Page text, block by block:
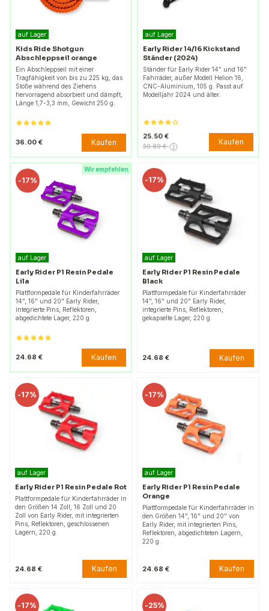
auf Lager
Kids Ride Shotgun
Abschleppseil orange
Ein Abschleppseil mit einer
Tragfähigkeit von bis zu 225 kg, das
Stöße während des Ziehens
hervorragend absorbiert und dämpft,
Länge 1,7-3,3 mm, Gewicht 250 g.
36.00 € Kaufen
auf Lager
Early Rider 14/16 Kickstand
Ständer (2024)
Ständer für Early Rider 14" und 16"
Fahrräder, außer Modell Helion 16,
CNC-Aluminium, 105 g. Passt auf
Modelljahr 2024 und älter.
25.50 €
30.89 € Kaufen
Wir empfehlen
-17%
auf Lager
Early Rider P1 Resin Pedale
Lila
Plattformpedale für Kinderfahrräder
14", 16" und 20" Early Rider,
integrierte Pins, Reflektoren,
abgedichtete Lager, 220 g.
24.68 € Kaufen
-17%
auf Lager
Early Rider P1 Resin Pedale
Black
Plattformpedale für Kinderfahrräder
14", 16" und 20" Early Rider,
integrierte Pins, Reflektoren,
gekapselte Lager, 220 g.
24.68 € Kaufen
-17%
auf Lager
Early Rider P1 Resin Pedale Rot
Plattformpedale für Kinderfahrräder in
den Größen 14 Zoll, 16 Zoll und 20
Zoll von Early Rider, mit integrierten
Pins, Reflektoren, geschlossenen
Lagern, 220 g.
24.68 € Kaufen
-17%
auf Lager
Early Rider P1 Resin Pedale
Orange
Plattformpedale für Kinderfahrräder in
den Größen 14", 16" und 20" von
Early Rider, mit integrierten Pins,
Reflektoren, abgedichteten Lagern,
220 g.
24.68 € Kaufen
-17% -25%